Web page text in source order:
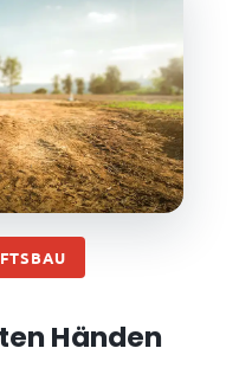
Händen